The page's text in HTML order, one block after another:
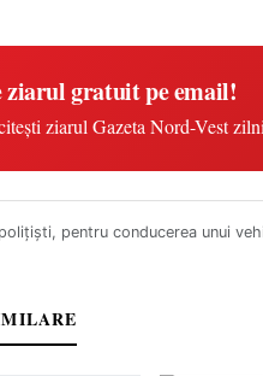
ziarul gratuit pe email!
ziarul Gazeta Nord-Vest
pentru conducerea unui